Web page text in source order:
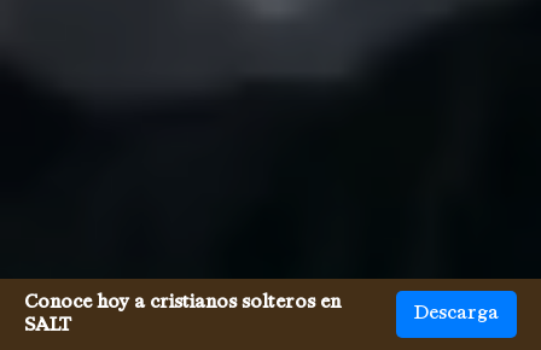
Conoce hoy a cristianos solteros en
SALT
Descarga